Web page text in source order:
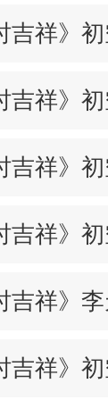
吉祥》
吉祥》
吉祥》
吉祥》
吉祥》
吉祥》